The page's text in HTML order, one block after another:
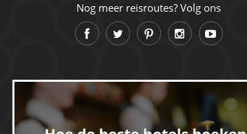
Nog meer reisroutes? Volg ons